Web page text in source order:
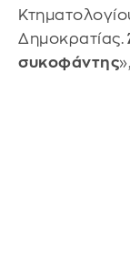
Δημοκρατίας.
συκοφάντης